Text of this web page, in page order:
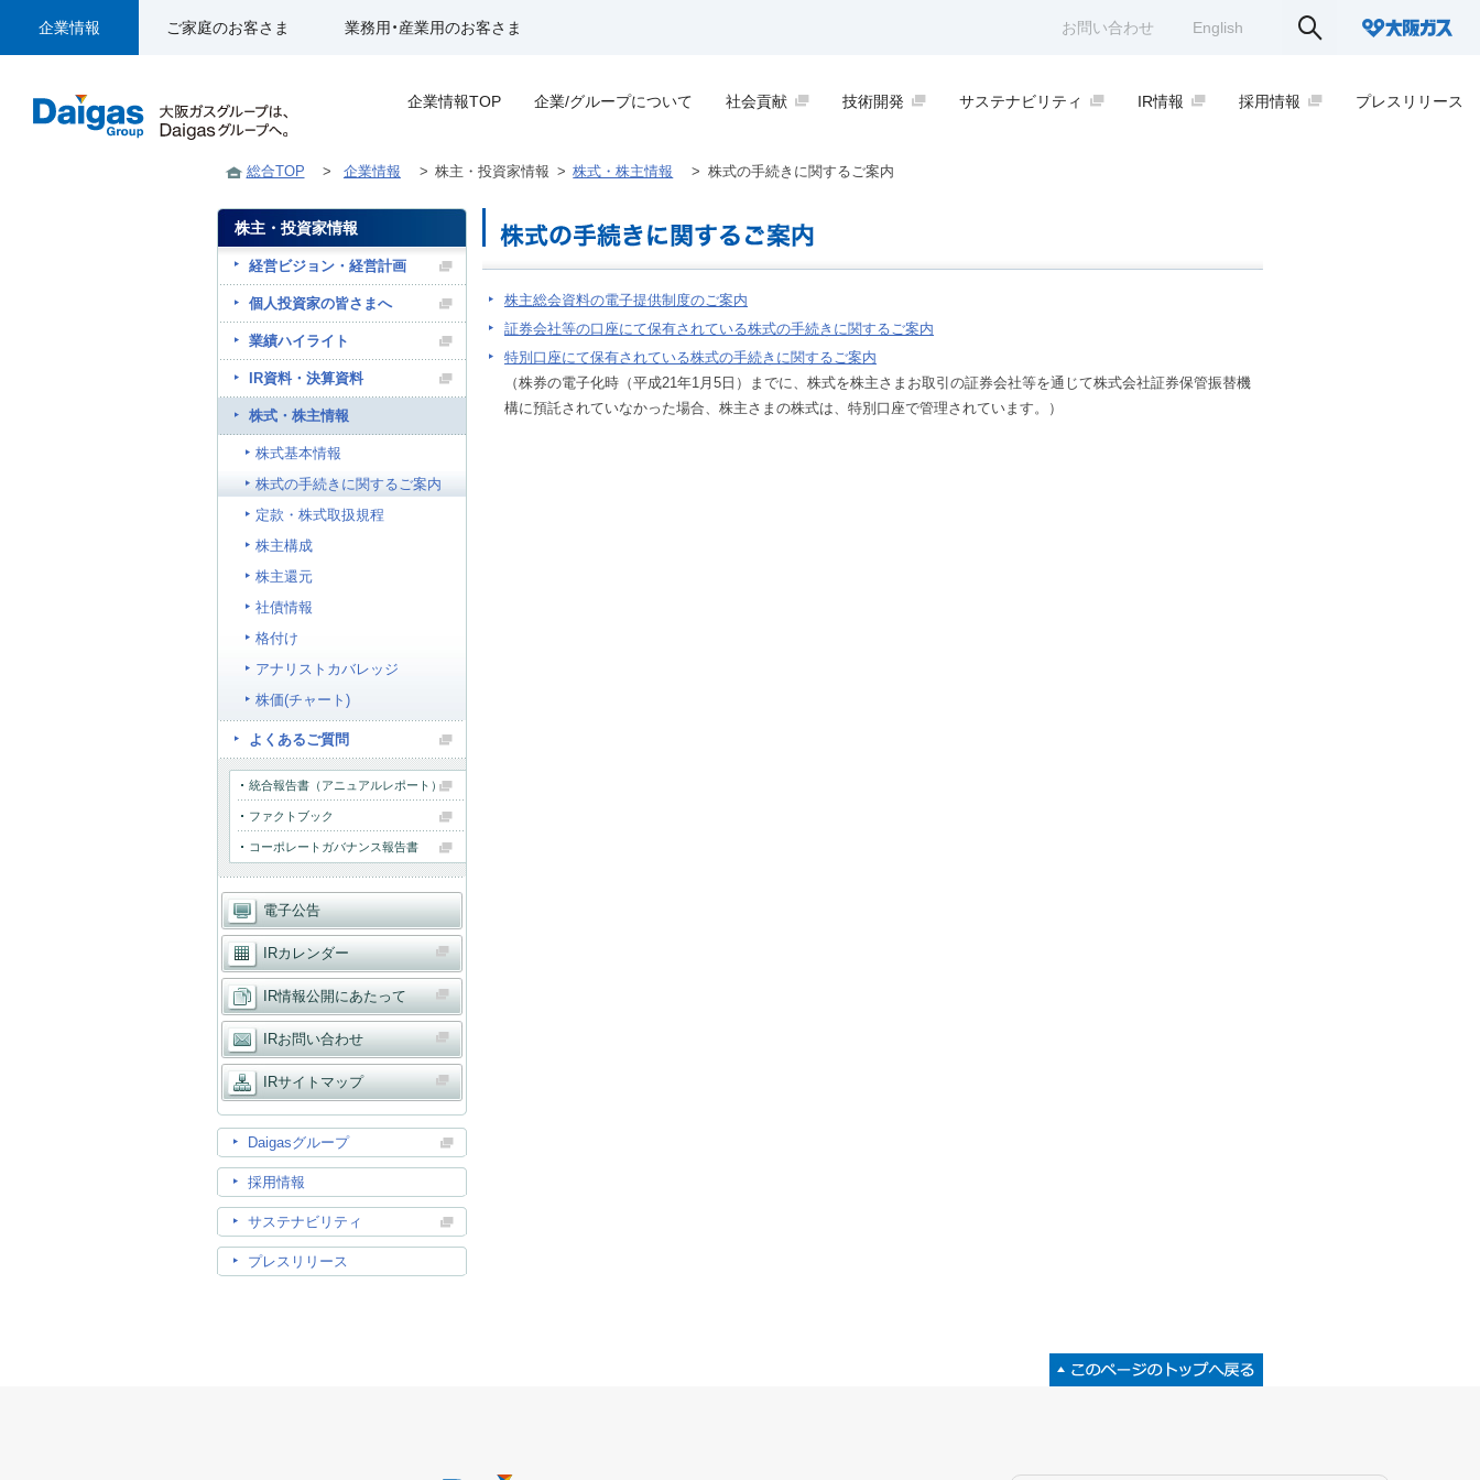
企業情報 ご家庭のお客さま 業務用・産業用のお客さま お問い合わせ English
企業情報TOP 企業/グループについて 社会貢献 技術開発 サステナビリティ IR情報 採用情報 プレスリリース
総合TOP > 企業情報 > 株主・投資家情報 > 株式・株主情報 > 株式の手続きに関するご案内
株主総会資料の電子提供制度のご案内
証券会社等の口座にて保有されている株式の手続きに関するご案内
特別口座にて保有されている株式の手続きに関するご案内
（株券の電子化時（平成21年1月5日）までに、株式を株主さまお取引の証券会社等を通じて株式会社証券保管振替機
構に預託されていなかった場合、株主さまの株式は、特別口座で管理されています。）
株主・投資家情報
経営ビジョン・経営計画
個人投資家の皆さまへ
業績ハイライト
IR資料・決算資料
株式・株主情報
株式基本情報
株式の手続きに関するご案内
定款・株式取扱規程
株主構成
株主還元
社債情報
格付け
アナリストカバレッジ
株価(チャート)
よくあるご質問
統合報告書（アニュアルレポート）
ファクトブック
コーポレートガバナンス報告書
電子公告
IRカレンダー
IR情報公開にあたって
IRお問い合わせ
IRサイトマップ
Daigasグループ
採用情報
サステナビリティ
プレスリリース